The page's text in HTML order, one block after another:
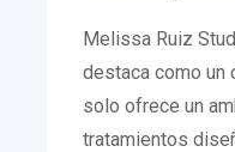
Melissa Ruiz
destaca como un
solo ofrece un
tratamientos